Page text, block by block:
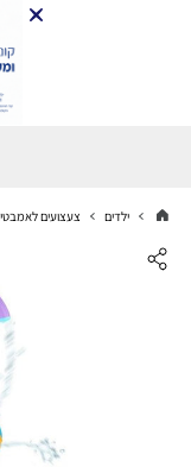
ילדים צעצועים